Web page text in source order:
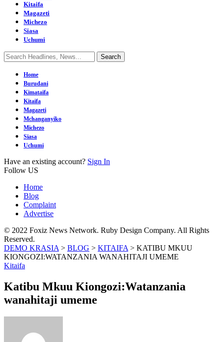
Kitaifa
Magazeti
Michezo
Siasa
Uchumi
Home
Burudani
Kimataifa
Kitaifa
Magazeti
Mchanganyiko
Michezo
Siasa
Uchumi
Have an existing account? Sign In
Follow US
Home
Blog
Complaint
Advertise
© 2022 Foxiz News Network. Ruby Design Company. All Rights
Reserved.
DEMO KRASIA > BLOG > KITAIFA > KATIBU MKUU
KIONGOZI:WATANZANIA WANAHITAJI UMEME
Kitaifa
Katibu Mkuu Kiongozi:Watanzania
wanahitaji umeme